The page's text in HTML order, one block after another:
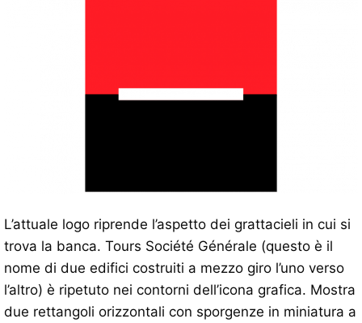
L’attuale logo riprende l’aspetto dei grattacieli in cui si
trova la banca. Tours Société Générale (questo è il
nome di due edifici costruiti a mezzo giro l’uno verso
l’altro) è ripetuto nei contorni dell’icona grafica. Mostra
due rettangoli orizzontali con sporgenze in miniatura a